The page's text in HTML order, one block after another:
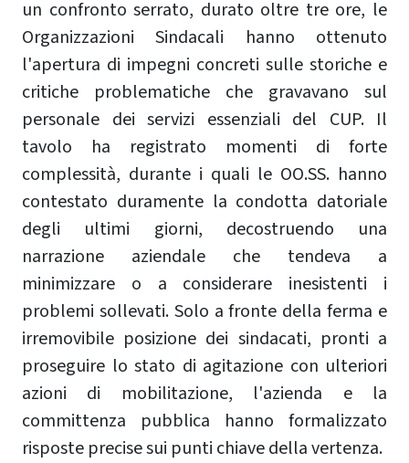
un confronto serrato, durato oltre tre ore, le
Organizzazioni Sindacali hanno ottenuto
l'apertura di impegni concreti sulle storiche e
critiche problematiche che gravavano sul
personale dei servizi essenziali del CUP. Il
tavolo ha registrato momenti di forte
complessità, durante i quali le OO.SS. hanno
contestato duramente la condotta datoriale
degli ultimi giorni, decostruendo una
narrazione aziendale che tendeva a
minimizzare o a considerare inesistenti i
problemi sollevati. Solo a fronte della ferma e
irremovibile posizione dei sindacati, pronti a
proseguire lo stato di agitazione con ulteriori
azioni di mobilitazione, l'azienda e la
committenza pubblica hanno formalizzato
risposte precise sui punti chiave della vertenza.